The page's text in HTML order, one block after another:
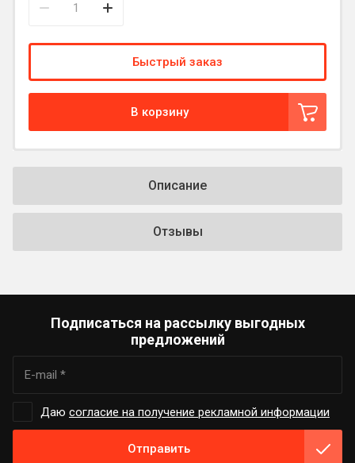
В корзину
Быстрый заказ
Описание
Отзывы
Подписаться на рассылку выгодных
предложений
Даю согласие на получение рекламной информации
Отправить